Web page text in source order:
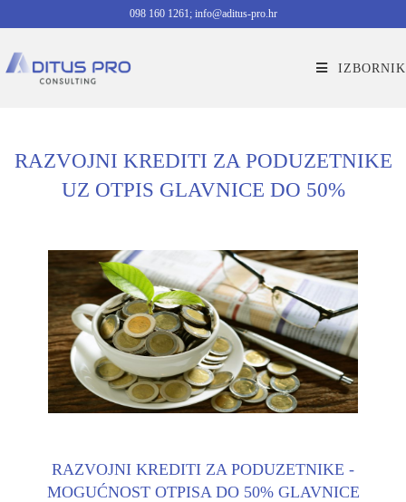
098 160 1261; info@aditus-pro.hr
IZBORNIK
RAZVOJNI KREDITI ZA PODUZETNIKE
UZ OTPIS GLAVNICE DO 50%
RAZVOJNI KREDITI ZA PODUZETNIKE -
MOGUĆNOST OTPISA DO 50% GLAVNICE